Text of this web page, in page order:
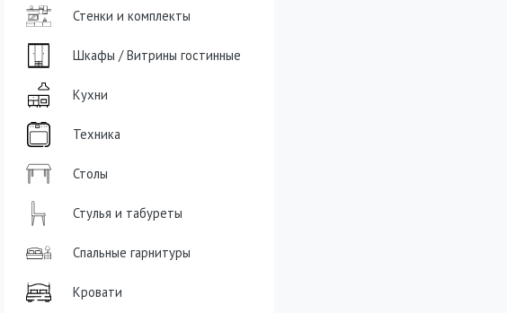
Стенки и комплекты
Шкафы / Витрины гостинные
Кухни
Техника
Столы
Стулья и табуреты
Спальные гарнитуры
Кровати